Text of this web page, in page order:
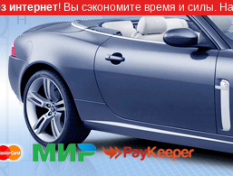
интернет! Вы сэкономите время и силы.